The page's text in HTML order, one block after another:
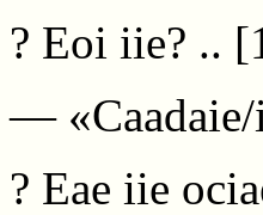
? Eoi iie? ..
— «Caadaie/
? Eae iie